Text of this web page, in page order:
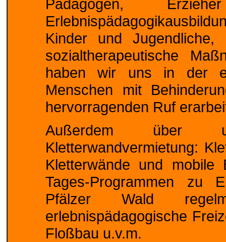
Pädagogen,
Kinder und
sozialtherapeutische
haben wir uns in der
Menschen mit
hervorragenden Ruf
Außerdem über
Kletterwandvermietung:
Kletterwände und mobile
Tages-Programmen zu
Pfälzer Wald
erlebnispädagogische
Floßbau u.v.m.